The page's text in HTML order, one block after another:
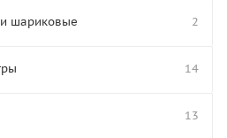
шариковые 2
14
13